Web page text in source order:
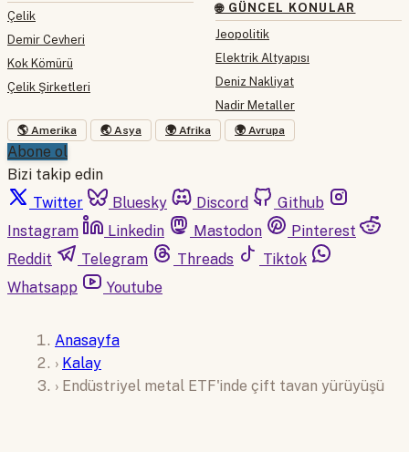
Çelik
Demir Cevheri
Kok Kömürü
Çelik Şirketleri
🌐 GÜNCEL KONULAR
Jeopolitik
Elektrik Altyapısı
Deniz Nakliyat
Nadir Metaller
🌎 Amerika 🌏 Asya 🌍 Afrika 🌍 Avrupa
Abone ol
Bizi takip edin
Twitter
Bluesky Discord
Github
Instagram
Linkedin Mastodon
Pinterest
Reddit
Telegram Threads
Tiktok
Whatsapp
Youtube
Anasayfa
› Kalay
› Endüstriyel metal ETF'inde çift tavan yürüyüşü